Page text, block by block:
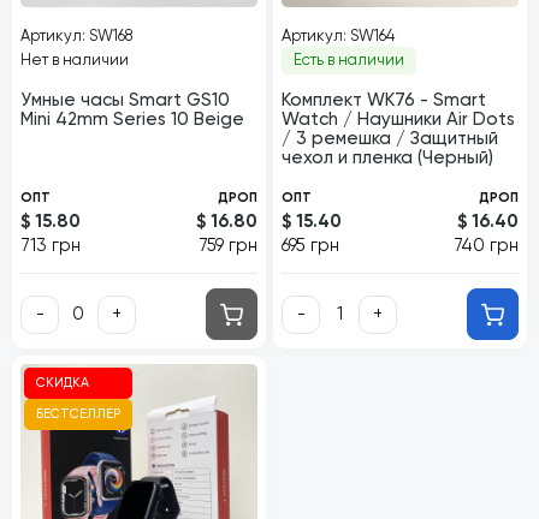
Артикул: SW168
Нет в наличии
Умные часы Smart GS10
Mini 42mm Series 10 Beige
ОПТ
$ 15.80
713 грн
ДРОП
$ 16.80
759 грн
- +
Артикул: SW164
Есть в наличии
Комплект WK76 - Smart
Watch / Наушники Air Dots
/ 3 ремешка / Защитный
чехол и пленка (Черный)
ОПТ
$ 15.40
695 грн
ДРОП
$ 16.40
740 грн
- +
СКИДКА
БЕСТСЕЛЛЕР